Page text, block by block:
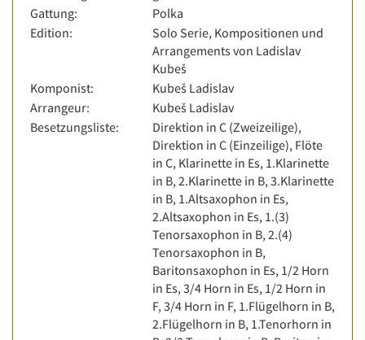
Gattung:
Polka
Edition:
Solo Serie, Kompositionen und
Arrangements von Ladislav
Kubeš
Komponist:
Kubeš Ladislav
Arrangeur:
Kubeš Ladislav
Besetzungsliste:
Direktion in C (Zweizeilige),
Direktion in C (Einzeilige), Flöte
in C, Klarinette in Es, 1.Klarinette
in B, 2.Klarinette in B, 3.Klarinette
in B, 1.Altsaxophon in Es,
2.Altsaxophon in Es, 1.(3)
Tenorsaxophon in B, 2.(4)
Tenorsaxophon in B,
Baritonsaxophon in Es, 1/2 Horn
in Es, 3/4 Horn in Es, 1/2 Horn in
F, 3/4 Horn in F, 1.Flügelhorn in B,
2.Flügelhorn in B, 1.Tenorhorn in